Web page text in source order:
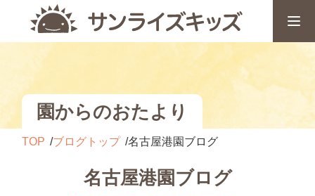
園からのおたより
TOP ブログトップ 名古屋港園ブログ
名古屋港園ブログ